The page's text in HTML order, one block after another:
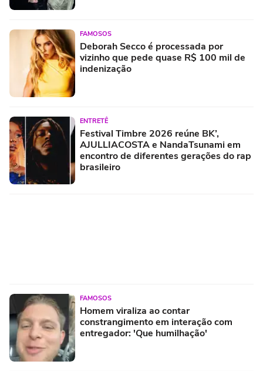
FAMOSOS
Deborah Secco é processada por
vizinho que pede quase R$ 100 mil de
indenização
ENTRETÊ
Festival Timbre 2026 reúne BK’,
AJULLIACOSTA e NandaTsunami em
encontro de diferentes gerações do rap
brasileiro
FAMOSOS
Homem viraliza ao contar
constrangimento em interação com
entregador: 'Que humilhação'